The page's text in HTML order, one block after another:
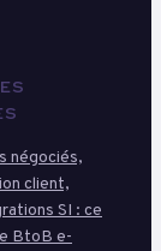
négociés,
client,
SI : ce
BtoB e-